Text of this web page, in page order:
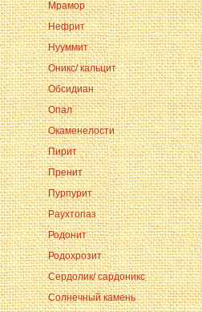
Мрамор
Нефрит
Нууммит
Оникс/ кальцит
Обсидиан
Опал
Окаменелости
Пирит
Пренит
Пурпурит
Раухтопаз
Родонит
Родохрозит
Сердолик/ сардоникс
Солнечный камень